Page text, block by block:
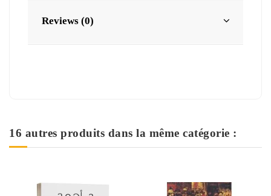
Reviews (0)
16 autres produits dans la même catégorie :